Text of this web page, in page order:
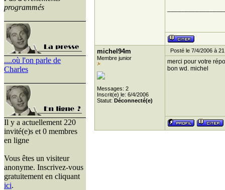
programmés
....où l'on parle de
Charles
Il y a actuellement 220
invité(e)s et 0 membres
en ligne
Vous êtes un visiteur
anonyme. Inscrivez-vous
gratuitement en cliquant
ici.
michel94m
Membre junior
Messages: 2
Inscrit(e) le: 6/4/2006
Statut: Déconnecté(e)
Posté le 7/4/2006 à
merci pour votre
bon wd. michel